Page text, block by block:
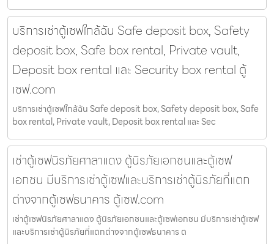
บริการเช่าตู้เซฟใกล้ฉัน Safe deposit box, Safety
deposit box, Safe box rental, Private vault,
Deposit box rental และ Security box rental ตู้
เซฟ.com
บริการเช่าตู้เซฟใกล้ฉัน Safe deposit box, Safety deposit box, Safe
box rental, Private vault, Deposit box rental และ Sec
เช่าตู้เซฟนิรภัยศาลาแดง ตู้นิรภัยเอกชนและตู้เซฟ
เอกชน มีบริการเช่าตู้เซฟและบริการเช่าตู้นิรภัยที่แตก
ต่างจากตู้เซฟธนาคาร ตู้เซฟ.com
เช่าตู้เซฟนิรภัยศาลาแดง ตู้นิรภัยเอกชนและตู้เซฟเอกชน มีบริการเช่าตู้เซฟ
และบริการเช่าตู้นิรภัยที่แตกต่างจากตู้เซฟธนาคาร ต